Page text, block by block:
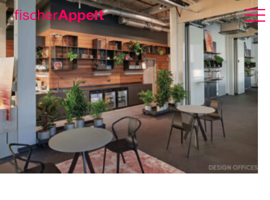
Über uns
Arbeiten